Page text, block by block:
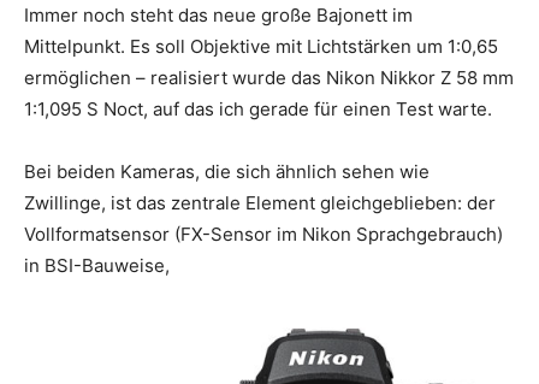
Immer noch steht das neue große Bajonett im
Mittelpunkt. Es soll Objektive mit Lichtstärken um 1:0,65
ermöglichen – realisiert wurde das Nikon Nikkor Z 58 mm
1:1,095 S Noct, auf das ich gerade für einen Test warte.
Bei beiden Kameras, die sich ähnlich sehen wie
Zwillinge, ist das zentrale Element gleichgeblieben: der
Vollformatsensor (FX-Sensor im Nikon Sprachgebrauch)
in BSI-Bauweise,